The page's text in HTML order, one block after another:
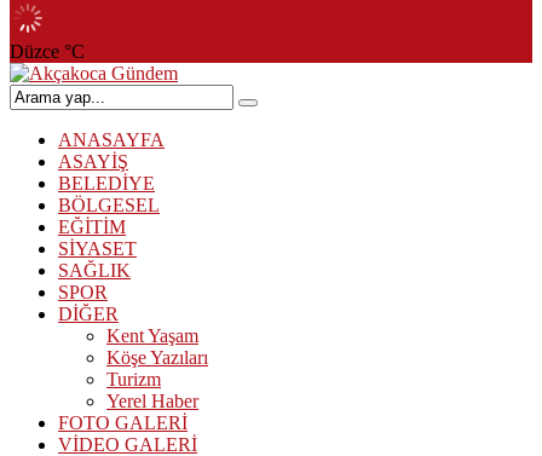
Düzce °C
ANASAYFA
ASAYİŞ
BELEDİYE
BÖLGESEL
EĞİTİM
SİYASET
SAĞLIK
SPOR
DİĞER
Kent Yaşam
Köşe Yazıları
Turizm
Yerel Haber
FOTO GALERİ
VİDEO GALERİ